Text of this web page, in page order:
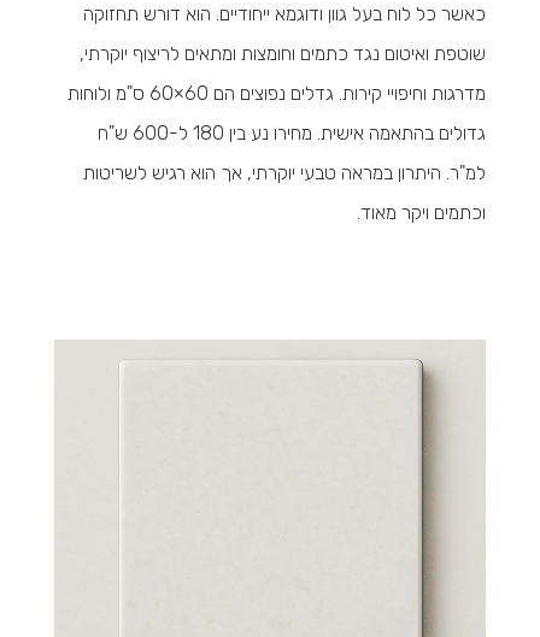
כאשר כל לוח בעל גוון ודוגמא ייחודיים. הוא דורש תחזוקה
שוטפת ואיטום נגד כתמים וחומצות ומתאים לריצוף יוקרתי,
מדרגות וחיפויי קירות. גדלים נפוצים הם 60×60 ס"מ ולוחות
גדולים בהתאמה אישית. מחירו נע בין 180 ל-600 ש"ח
למ"ר. היתרון במראה טבעי יוקרתי, אך הוא רגיש לשריטות
וכתמים ויקר מאוד.